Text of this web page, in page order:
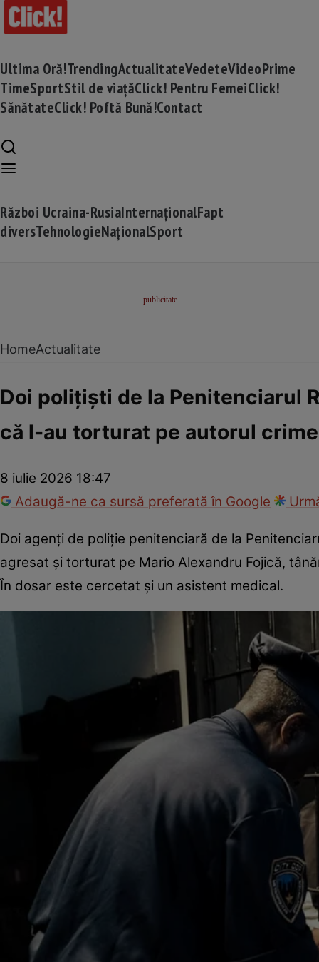
Ultima Oră!TrendingActualitateVedeteVideoPrime
TimeSportStil de viațăClick! Pentru FemeiClick!
SănătateClick! Poftă Bună!Contact
Război Ucraina-RusiaInternaționalFapt
diversTehnologieNaționalSport
HomeActualitate
Doi polițiști de la Penitenciarul
că l-au torturat pe autorul
8 iulie 2026 18:47
Adaugă-ne ca sursă preferată în Google
Doi agenți de poliție penitenciară de la
agresat și torturat pe Mario Alexandru Fojică,
În dosar este cercetat și un asistent medical.